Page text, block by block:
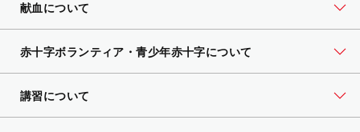
献血について
赤十字ボランティア・青少年赤十字について
講習について